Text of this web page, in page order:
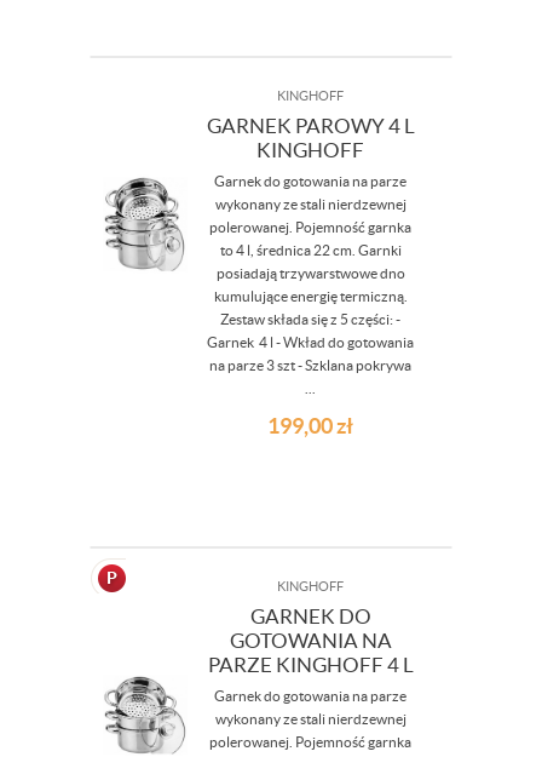
KINGHOFF
GARNEK PAROWY 4 L
KINGHOFF
Garnek do gotowania na parze
wykonany ze stali nierdzewnej
polerowanej. Pojemność garnka
to 4 l, średnica 22 cm. Garnki
posiadają trzywarstwowe dno
kumulujące energię termiczną.
Zestaw składa się z 5 części: -
Garnek 4 l - Wkład do gotowania
na parze 3 szt - Szklana pokrywa
199,00zł
KINGHOFF
GARNEK DO
GOTOWANIA NA
PARZE KINGHOFF 4 L
Garnek do gotowania na parze
wykonany ze stali nierdzewnej
polerowanej. Pojemność garnka